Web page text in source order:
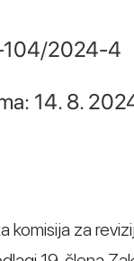
104/2024-4
14. 8.
komisija za